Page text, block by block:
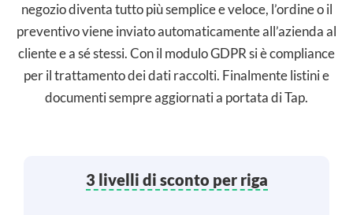
negozio diventa tutto più semplice e veloce, l’ordine o il
preventivo viene inviato automaticamente all’azienda al
cliente e a sé stessi. Con il modulo GDPR si è compliance
per il trattamento dei dati raccolti. Finalmente listini e
documenti sempre aggiornati a portata di Tap.
3 livelli di sconto per riga